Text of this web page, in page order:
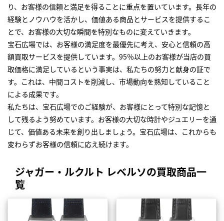
り、お客様の信頼と満足を得ることに重点を置いています。長年の
経験とノウハウを活かし、価値ある商品とサービスを提供するこ
とで、お客様の大切な瞬間を特別なものに変えていきます。
宝石広場では、お客様の満足度を最優先に考え、安心と信頼の高
額買取サービスを提供しています。95％以上のお客様が当店の買
取価格に満足しているという事実は、私たちの努力と献身の証で
す。これは、中間コストを削減し、市場動向を熟知していること
による成果です。
私たちは、宝石広場でのご経験が、お客様にとって特別な記憶と
して残るよう努めています。お客様の大切な時計やジュエリーを通
じて、価値ある未来を創り出しましょう。宝石広場は、これからも
変わらずお客様の信頼に応え続けます。
ジャガー・ルクルト レベルソの買取商品一
覧